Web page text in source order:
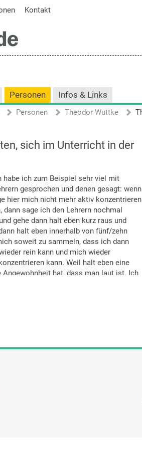
Kontakt
Personen Infos & Links
Personen Theodor Wuttke
sich im Unterricht in der
habe ich zum Beispiel sehr viel mit
gesprochen und denen gesagt: wenn
hier mich nicht mehr aktiv konzentrieren
dann sage ich den Lehrern nochmal
gehe dann halt eben kurz raus und
halt eben innerhalb von fünf/zehn
soweit zu sammeln, dass ich dann
rein kann und mich wieder
kann. Weil halt eben eine
Angewohnheit hat, dass man laut ist. Ich
dann halt eben versuchen Andere zu
das." Und ich brauche da keine